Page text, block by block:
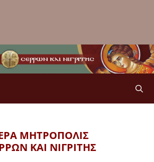
ΜΗΤΡΟΠΟΛΙΣ
ΚΑΙ ΝΙΓΡΙΤΗΣ